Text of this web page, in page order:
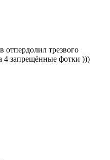
трезвого
4 запрещённые фотки )))